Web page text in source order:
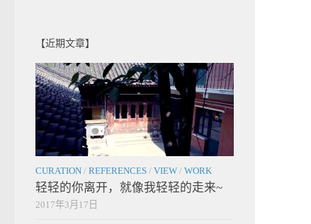
【近期文章】
CURATION / REFERENCES / VIEW / WORK
轻轻的你离开，就像我轻轻的走来~
2017年3月17日